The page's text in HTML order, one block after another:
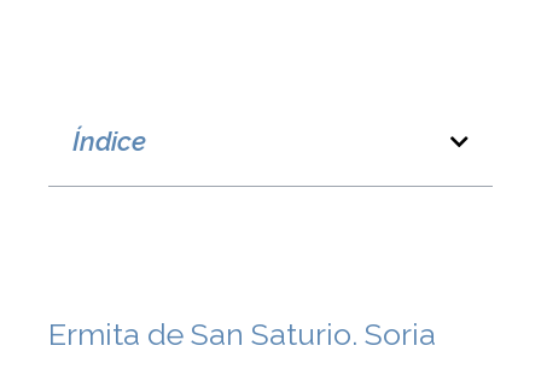
Índice
Ermita de San Saturio. Soria